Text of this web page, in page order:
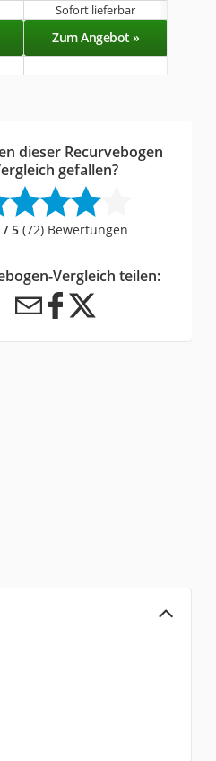
Sofort lieferbar
Zum Angebot »
dieser Recurvebogen
gefallen?
/ 5 (72) Bewertungen
Vergleich teilen: